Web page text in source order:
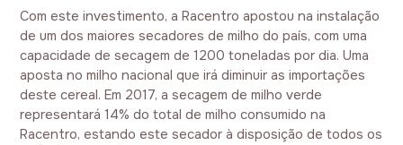
Com este investimento, a Racentro apostou na instalação
de um dos maiores secadores de milho do país, com uma
capacidade de secagem de 1200 toneladas por dia. Uma
aposta no milho nacional que irá diminuir as importações
deste cereal. Em 2017, a secagem de milho verde
representará 14% do total de milho consumido na
Racentro, estando este secador à disposição de todos os